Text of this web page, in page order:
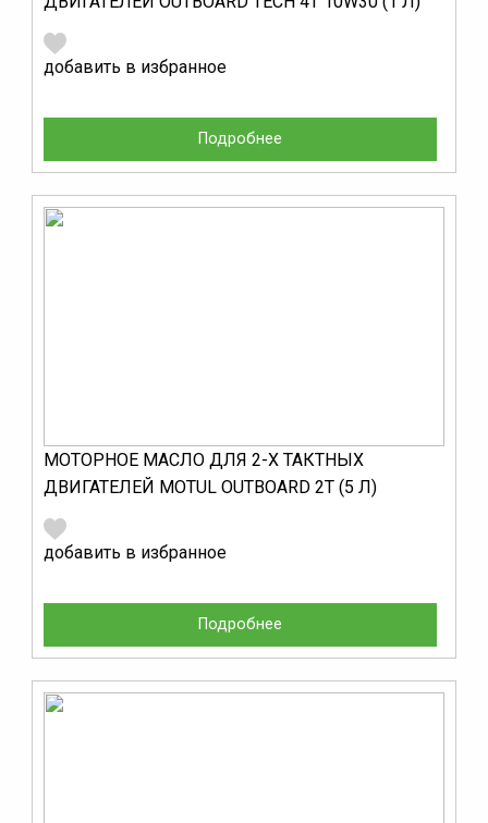
Подробнее
добавить в избранное
МОТОРНОЕ МАСЛО ДЛЯ 2-Х ТАКТНЫХ
ДВИГАТЕЛЕЙ MOTUL OUTBOARD 2T (5 Л)
Подробнее
добавить в избранное